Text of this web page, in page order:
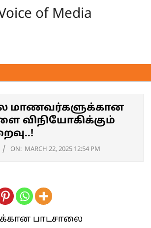
மாணவர்களுக்கான
விநியோகிக்கும்
ON: MARCH 22, 2025 12:54 PM
பாடசாலை